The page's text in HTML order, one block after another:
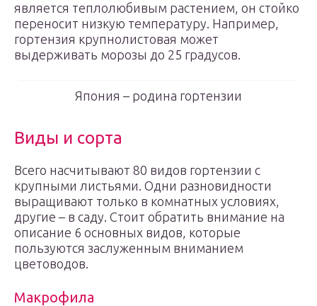
является теплолюбивым растением, он стойко
переносит низкую температуру. Например,
гортензия крупнолистовая может
выдерживать морозы до 25 градусов.
Япония – родина гортензии
Виды и сорта
Всего насчитывают 80 видов гортензии с
крупными листьями. Одни разновидности
выращивают только в комнатных условиях,
другие – в саду. Стоит обратить внимание на
описание 6 основных видов, которые
пользуются заслуженным вниманием
цветоводов.
Макрофила